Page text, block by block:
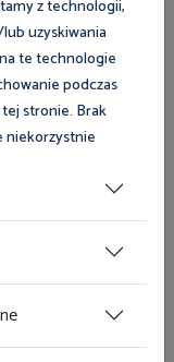
Skuteczne
zawodowego,
oraz
wypadków.
zdarzeń
z technologii,
uzyskiwania
te technologie
podczas
stronie. Brak
niekorzystnie
ją wycofać lub
w przycisk
informacji